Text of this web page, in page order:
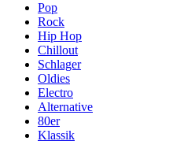
Pop
Rock
Hip Hop
Chillout
Schlager
Oldies
Electro
Alternative
80er
Klassik